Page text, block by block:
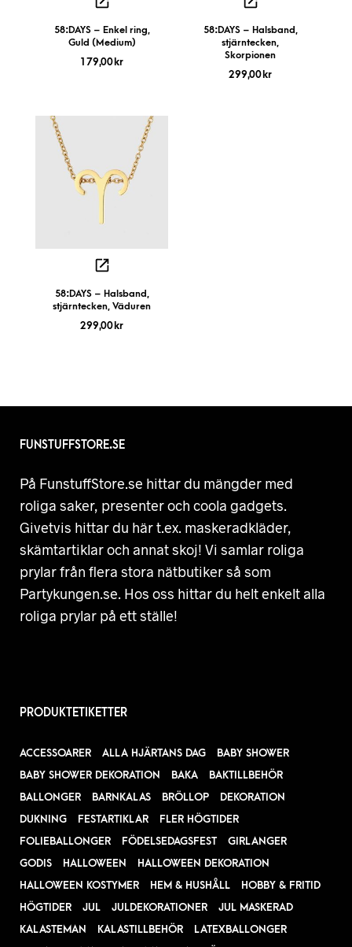
58:DAYS – Enkel ring,
Guld (Medium)
179,00 kr
58:DAYS – Halsband,
stjärntecken,
Skorpionen
299,00 kr
58:DAYS – Halsband,
stjärntecken, Väduren
299,00 kr
FUNSTUFFSTORE.SE
På FunstuffStore.se hittar du mängder med
roliga saker, presenter och coola gadgets.
Givetvis hittar du här t.ex. maskeradkläder,
skämtartiklar och annat skoj! Vi samlar roliga
prylar från flera stora nätbutiker så som
Partykungen.se. Hos oss hittar du helt enkelt alla
roliga prylar på ett ställe!
PRODUKTETIKETTER
ACCESSOARER ALLA HJÄRTANS DAG
BABY SHOWER
BABY SHOWER DEKORATION
BAKA
BAKTILLBEHÖR
BALLONGER
BARNKALAS BRÖLLOP
DEKORATION
DUKNING
FESTARTIKLAR
FLER HÖGTIDER
FOLIEBALLONGER
FÖDELSEDAGSFEST
GIRLANGER
GODIS
HALLOWEEN
HALLOWEEN DEKORATION
HALLOWEEN KOSTYMER
HEM & HUSHÅLL
HOBBY & FRITID
HÖGTIDER
JUL JULDEKORATIONER
JUL MASKERAD
KALASTEMAN
KALASTILLBEHÖR
LATEXBALLONGER